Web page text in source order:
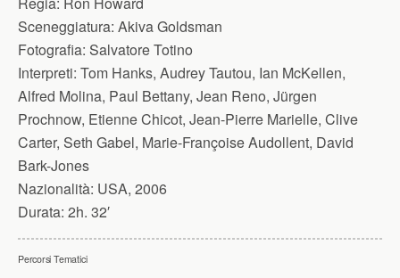
Sceneggiatura: Akiva Goldsman
Fotografia: Salvatore Totino
Interpreti: Tom Hanks, Audrey Tautou, Ian McKellen,
Alfred Molina, Paul Bettany, Jean Reno, Jürgen
Prochnow, Etienne Chicot, Jean-Pierre Marielle, Clive
Carter, Seth Gabel, Marie-Françoise Audollent, David
Bark-Jones
Nazionalità: USA, 2006
Durata: 2h. 32′
Percorsi Tematici